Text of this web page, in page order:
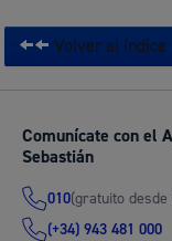
Volver al índice
Comunícate con el
Sebastián
010(gratuito
(+34) 943 481 000